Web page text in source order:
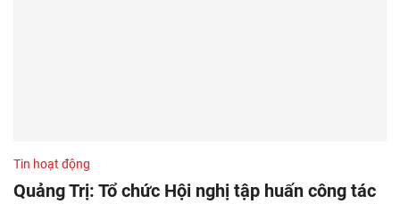
Tin hoạt động
Quảng Trị: Tổ chức Hội nghị tập huấn công tác